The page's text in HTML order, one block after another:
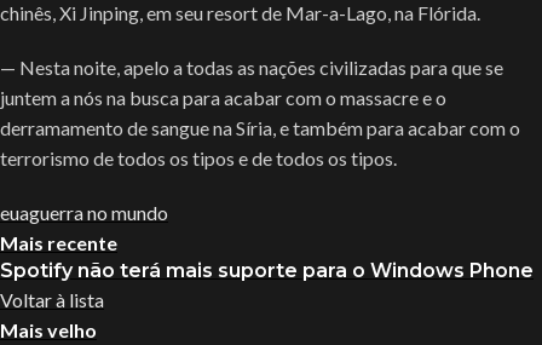
chinês, Xi Jinping, em seu resort de Mar-a-Lago, na Flórida.
— Nesta noite, apelo a todas as nações civilizadas para que se
juntem a nós na busca para acabar com o massacre e o
derramamento de sangue na Síria, e também para acabar com o
terrorismo de todos os tipos e de todos os tipos.
euaguerra no mundo
Mais recente
Spotify não terá mais suporte para o Windows Phone
Voltar à lista
Mais velho